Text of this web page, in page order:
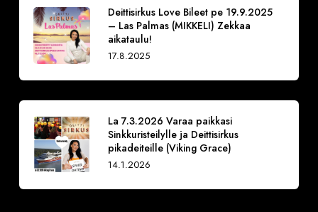
Deittisirkus Love Bileet pe 19.9.2025
– Las Palmas (MIKKELI) Zekkaa
aikataulu!
17.8.2025
La 7.3.2026 Varaa paikkasi
Sinkkuristeilylle ja Deittisirkus
pikadeiteille (Viking Grace)
14.1.2026